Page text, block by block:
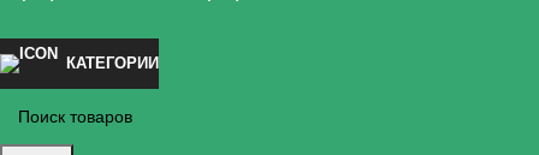
КАТЕГОРИИ